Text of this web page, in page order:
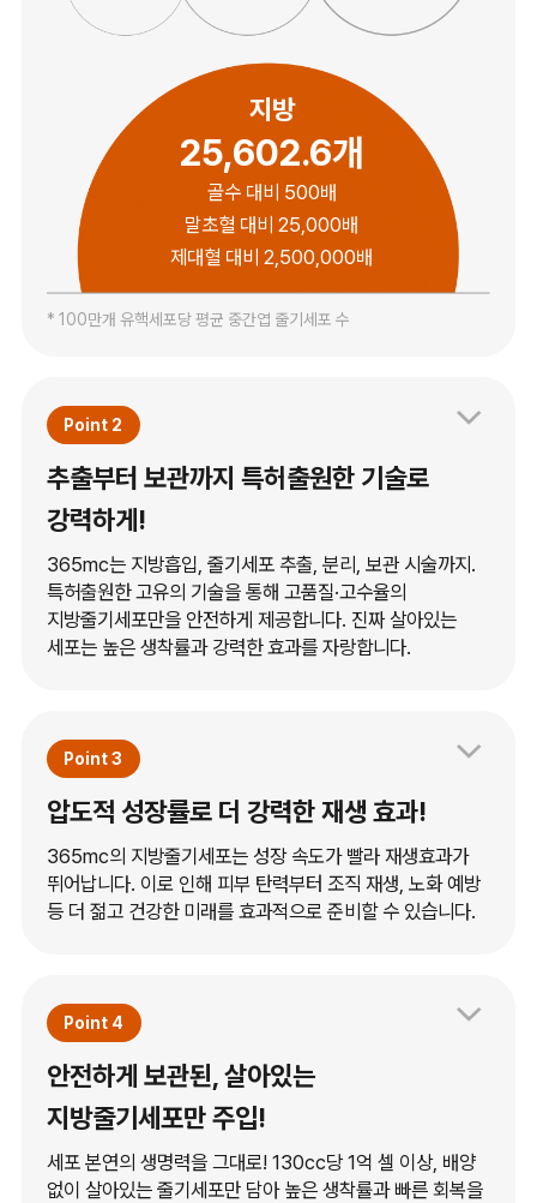
지방
25,602.6개
골수 대비 500배
말초혈 대비 25,000배
제대혈 대비 2,500,000배
* 100만개 유핵세포당 평균 중간엽 줄기세포 수
Point 2
추출부터 보관까지 특허출원한 기술로
강력하게!
365mc는 지방흡입, 줄기세포 추출, 분리, 보관 시술까지.
특허출원한 고유의 기술을 통해 고품질·고수율의
지방줄기세포만을 안전하게 제공합니다. 진짜 살아있는
세포는 높은 생착률과 강력한 효과를 자랑합니다.
Point 3
압도적 성장률로 더 강력한 재생 효과!
365mc의 지방줄기세포는 성장 속도가 빨라 재생효과가
뛰어납니다. 이로 인해 피부 탄력부터 조직 재생, 노화 예방
등 더 젊고 건강한 미래를 효과적으로 준비할 수 있습니다.
Point 4
안전하게 보관된, 살아있는
지방줄기세포만 주입!
세포 본연의 생명력을 그대로! 130cc당 1억 셀 이상, 배양
없이 살아있는 줄기세포만 담아 높은 생착률과 빠른 회복을